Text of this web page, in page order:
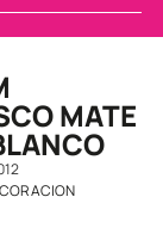
MATE